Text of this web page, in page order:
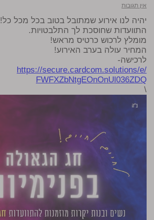
אין תגובות
יהיה לנו אירוע שמתובל בטוב בכל מכל כל!
התוועדות שחוסכת לך התלבטויות.
מומלץ לרכוש כרטיס מראש!
המחיר עולה בערב האירוע!
לרכישה-
https://secure.cardcom.solutions/e/
FWFXZbNtgEOnOnUl036ZDQ
\